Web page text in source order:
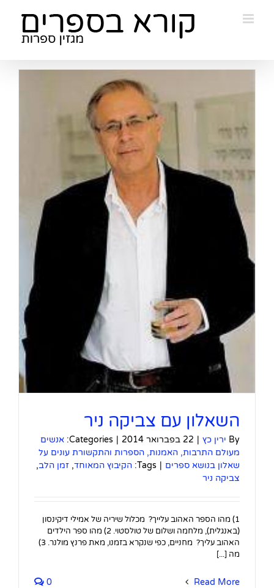
השאלון עם צביקה ניר
By ירין כץ | 22 בפברואר 2014 |
Categories: אנשים
מעולם התרבות, האמנות, הספרות והתקשורת עונים על
שאלון בנושא ספרים |
Tags: הקיבוץ המאוחד, זמן הלב,
צביקה ניר
1) מהו הספר האהוב עלייך? מכלול שיריה של אמילי דיקינסון
(באנגלית), מלחמה ושלום של טולסטוי. 2) מהו ספר הילדים
האהוב עליך? מחניים, כפי שנקרא בזמנו, מאת פרנץ מולנר. 3)
מה [...]
Read More
0